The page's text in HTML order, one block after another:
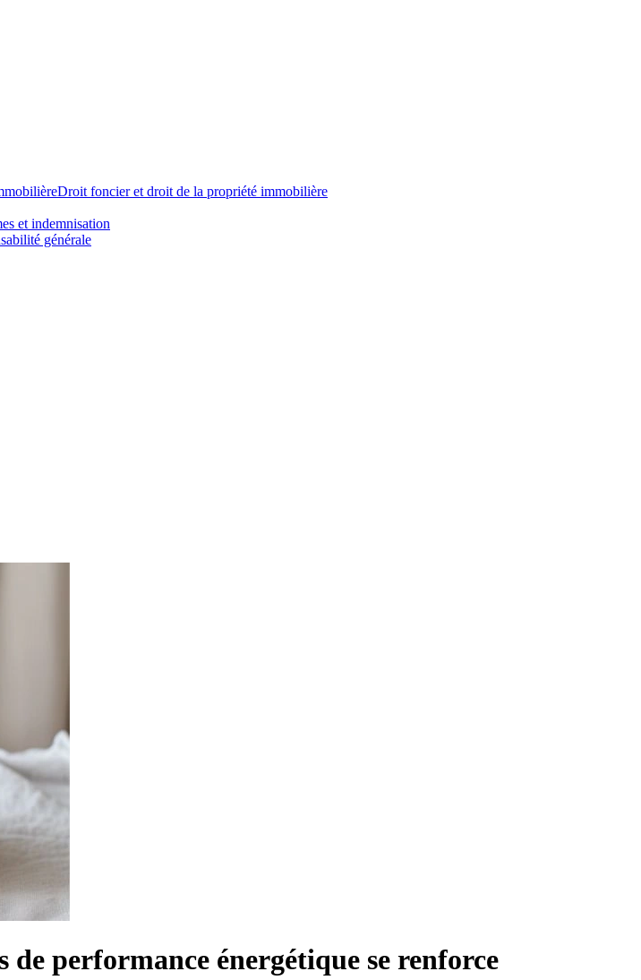
Droit foncier et droit de la propriété immobilière
et indemnisation
générale
performance énergétique se renforce